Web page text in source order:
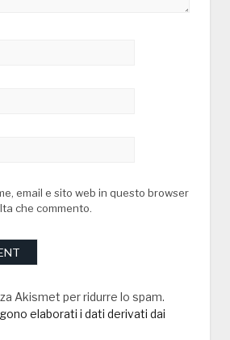
email e sito web in questo browser
che commento.
Akismet per ridurre lo spam.
elaborati i dati derivati dai